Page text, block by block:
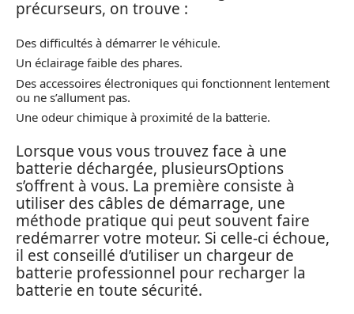
précurseurs, on trouve :
Des difficultés à démarrer le véhicule.
Un éclairage faible des phares.
Des accessoires électroniques qui fonctionnent lentement
ou ne s’allument pas.
Une odeur chimique à proximité de la batterie.
Lorsque vous vous trouvez face à une
batterie déchargée, plusieursOptions
s’offrent à vous. La première consiste à
utiliser des câbles de démarrage, une
méthode pratique qui peut souvent faire
redémarrer votre moteur. Si celle-ci échoue,
il est conseillé d’utiliser un chargeur de
batterie professionnel pour recharger la
batterie en toute sécurité.